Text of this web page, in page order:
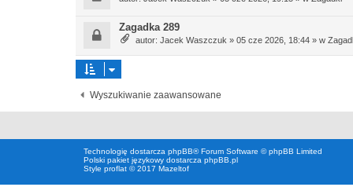
Zagadka 289
autor: Jacek Waszczuk » 05 cze 2026, 18:44 » w
Wyszukiwanie zaawansowane
Technologię dostarcza phpBB® Forum Software © phpBB Limited
Polski pakiet językowy dostarcza phpBB.pl
Style proflat © 2017 Mazeltof